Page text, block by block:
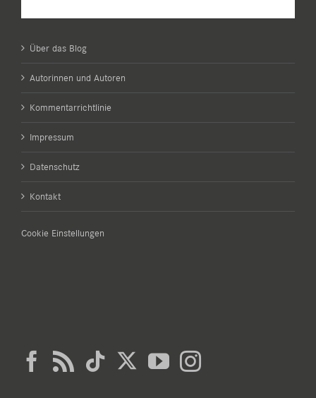
Über das Blog
Autorinnen und Autoren
Kommentarrichtlinie
Impressum
Datenschutz
Kontakt
Cookie Einstellungen